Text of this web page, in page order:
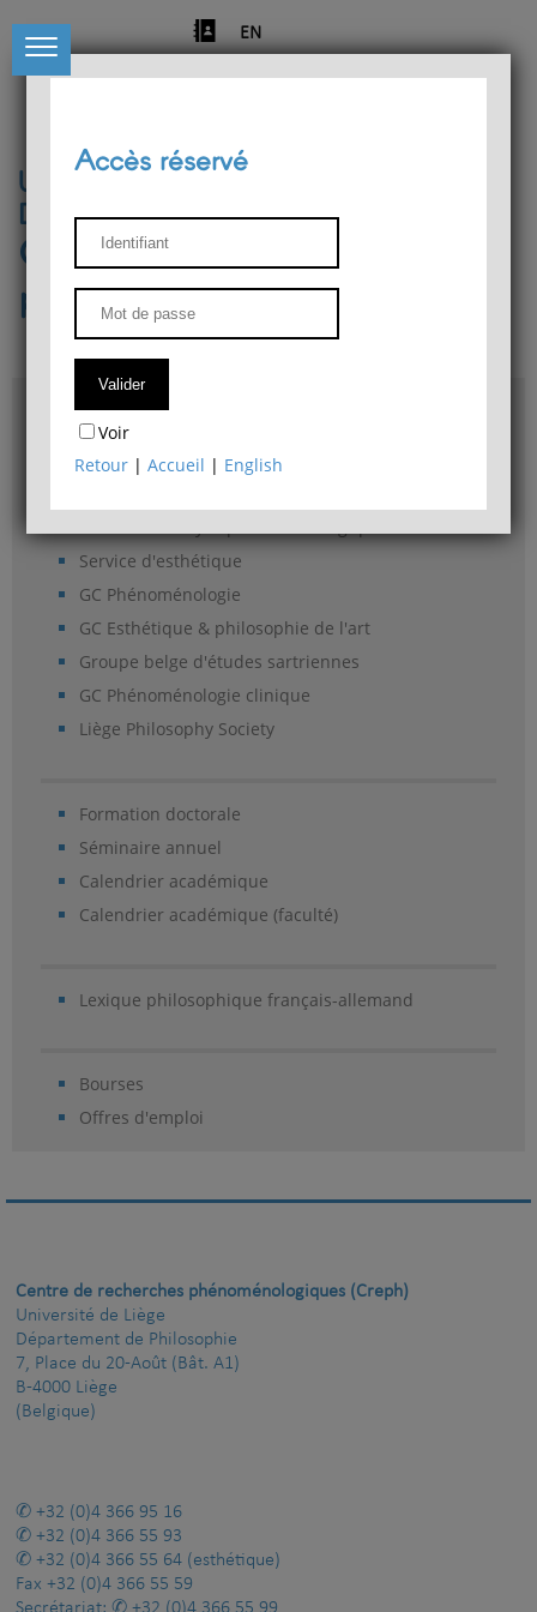
EN
Université de Liège
Département de philosophie
Centre de recherches
phénoménologiques
Accès & plans
Bibliothèque du Département de philosophie
Service d'esthétique
GC Phénoménologie
GC Esthétique & philosophie de l'art
Groupe belge d'études sartriennes
GC Phénoménologie clinique
Liège Philosophy Society
Formation doctorale
Séminaire annuel
Calendrier académique
Calendrier académique (faculté)
Lexique philosophique français-allemand
Bourses
Offres d'emploi
Accès réservé
Voir
Retour |Accueil | English
Centre de recherches phénoménologiques (Creph)
Université de Liège
Département de Philosophie
7, Place du 20-Août (Bât. A1)
B-4000 Liège
(Belgique)
+32 (0)4 366 95 16
+32 (0)4 366 55 93
+32 (0)4 366 55 64 (esthétique)
Fax +32 (0)4 366 55 59